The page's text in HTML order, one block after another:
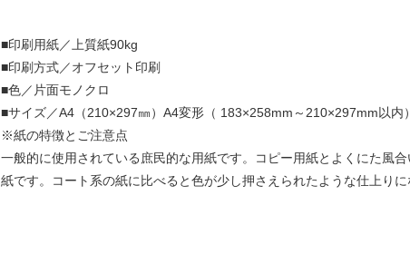
■印刷用紙／上質紙90kg
■印刷方式／オフセット印刷
■色／片面モノクロ
■サイズ／A4（210×297㎜）A4変形（ 183×258mm～210×297mm以内）
※紙の特徴とご注意点
一般的に使用されている庶民的な用紙です。コピー用紙とよくにた風
紙です。コート系の紙に比べると色が少し押さえられたような仕上りに